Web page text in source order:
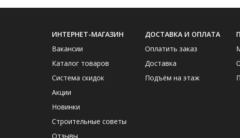
ИНТЕРНЕТ-МАГАЗИН
Вакансии
Каталог товаров
Система скидок
Акции
Новинки
Строительные советы
Отзывы
ДОСТАВКА И ОПЛАТА
Оплатить заказ
Доставка
Подъём на этаж